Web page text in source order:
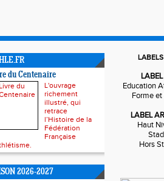
du Centenaire
L'ouvrage
richement
illustré, qui
retrace
l’Histoire de la
Fédération
Française
2026-2027
Education
Forme
LABEL
Haut
Hors